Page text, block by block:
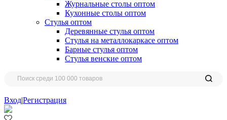
Журнальные столы оптом
Кухонные столы оптом
Стулья оптом
Деревянные стулья оптом
Стулья на металлокаркасе оптом
Барные стулья оптом
Стулья венские оптом
Вход|Регистрация